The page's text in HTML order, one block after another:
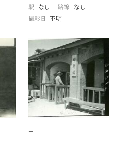
駅 なし 路線 なし
撮影日 不明
−